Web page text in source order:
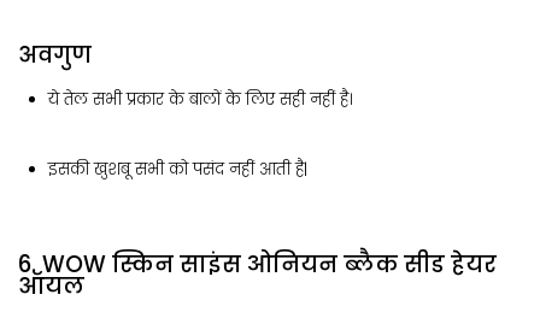
अवगुण
ये तेल सभी प्रकार के बालों के लिए सही नहीं है।
इसकी खुशबू सभी को पसंद नहीं आती है|
6. WOW स्किन साइंस ओनियन ब्लैक सीड हेयर
ऑयल